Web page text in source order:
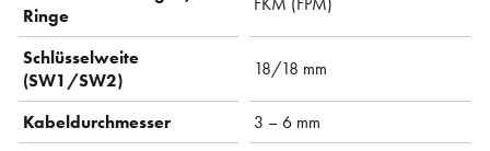
Ringe
Schlüsselweite
(SW1/SW2)
18/18 mm
Kabeldurchmesser
3 – 6 mm